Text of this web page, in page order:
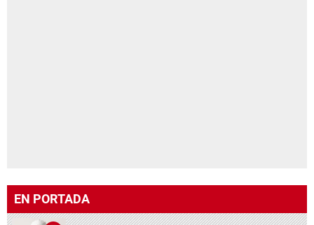
EN PORTADA